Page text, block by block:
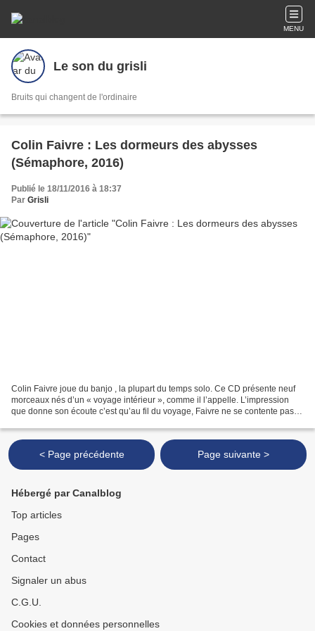
MENU
Le son du grisli
Bruits qui changent de l'ordinaire
Colin Faivre : Les dormeurs des abysses
(Sémaphore, 2016)
Publié le 18/11/2016 à 18:37
Par Grisli
Colin Faivre joue du banjo , la plupart du temps solo. Ce CD présente neuf
morceaux nés d’un « voyage intérieur », comme il l’appelle. L’impression
que donne son écoute c’est qu’au fil du voyage, Faivre ne se contente pas
< Page précédente Page suivante >
Hébergé par Canalblog
Top articles
Pages
Contact
Signaler un abus
C.G.U.
Cookies et données personnelles